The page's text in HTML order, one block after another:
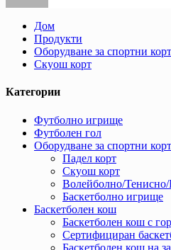
Дом
Продукти
Оборудване за спортни
Скуош корт
Категории
Футболно игрище
Футболен гол
Оборудване за спортни
Падел корт
Скуош корт
Волейболно/
Баскетболно игрище
Баскетболен кош
Баскетболен кош с
Сертифициран
Баскетболен кош на